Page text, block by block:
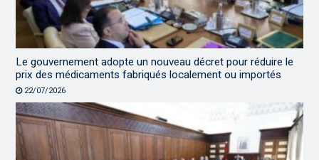
Le gouvernement adopte un nouveau décret pour réduire le
prix des médicaments fabriqués localement ou importés
22/07/2026